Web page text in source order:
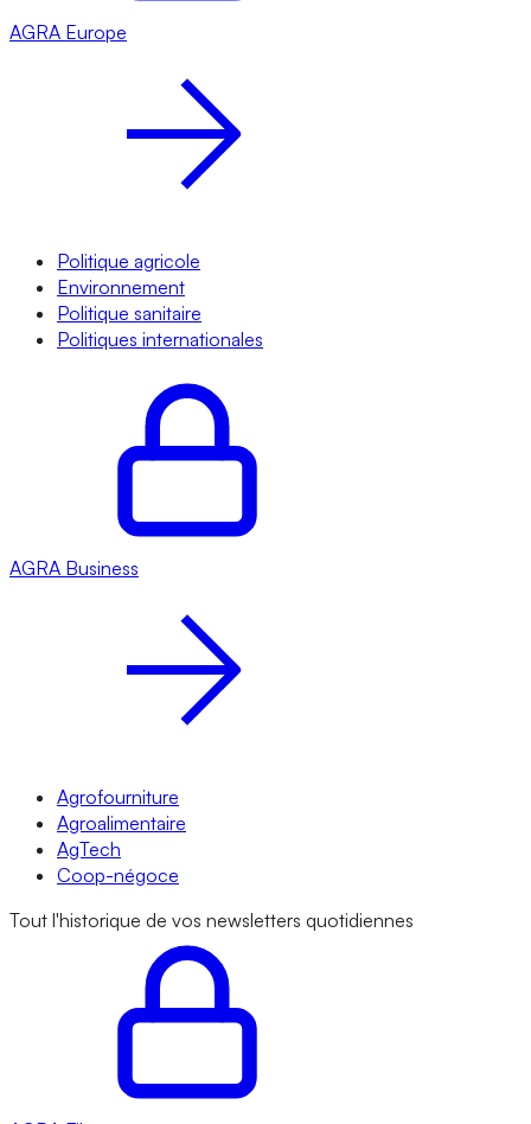
AGRA Europe
Politique agricole
Environnement
Politique sanitaire
Politiques internationales
AGRA Business
Agrofourniture
Agroalimentaire
AgTech
Coop-négoce
Tout l'historique de vos newsletters quotidiennes